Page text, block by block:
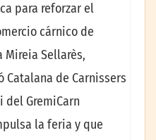
para reforzar el
cárnico de
Mireia Sellarès,
Catalana de Carnissers
del GremiCarn
la feria y que